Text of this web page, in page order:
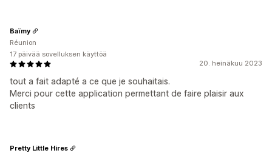
20. heinäkuu 2023
tout a fait adapté a ce que je souhaitais.
Merci pour cette application permettant de faire plaisir aux
clients
Baïmy
Réunion
17 päivää sovelluksen käyttöä
Pretty Little Hires